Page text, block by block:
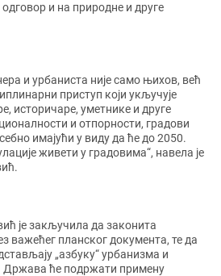
и на природне и друге
и урбаниста није само њихов, већ
приступ који укључује
историчаре, уметнике и друге
и отпорности, градови
имајући у виду да ће до 2050.
живети у градовима“, навела је
је закључила да законита
важећег планског документа, те да
„азбуку“ урбанизма и
Држава ће подржати примену